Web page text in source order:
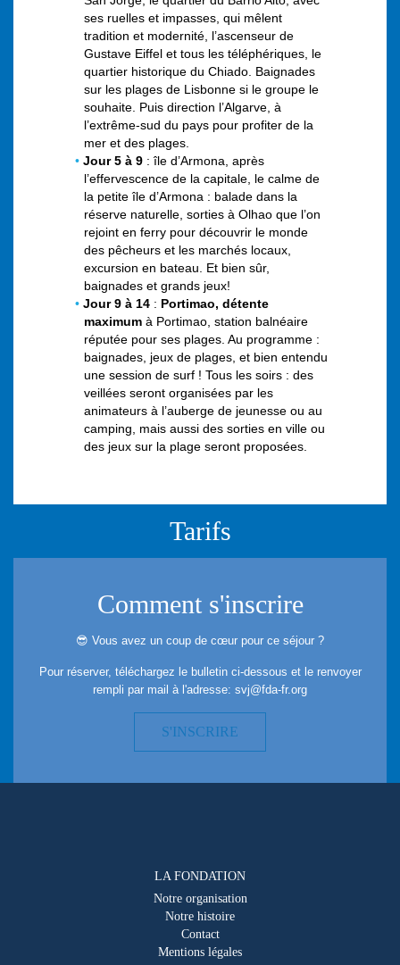
ses ruelles et impasses, qui mêlent
tradition et modernité, l’ascenseur de
Gustave Eiffel et tous les téléphériques, le
quartier historique du Chiado. Baignades
sur les plages de Lisbonne si le groupe le
souhaite. Puis direction l’Algarve, à
l’extrême-sud du pays pour profiter de la
mer et des plages.
Jour 5 à 9 : île d’Armona, après
l’effervescence de la capitale, le calme de
la petite île d’Armona : balade dans la
réserve naturelle, sorties à Olhao que l’on
rejoint en ferry pour découvrir le monde
des pêcheurs et les marchés locaux,
excursion en bateau. Et bien sûr,
baignades et grands jeux!
Jour 9 à 14 : Portimao, détente
maximum à Portimao, station balnéaire
réputée pour ses plages. Au programme :
baignades, jeux de plages, et bien entendu
une session de surf ! Tous les soirs : des
veillées seront organisées par les
animateurs à l’auberge de jeunesse ou au
camping, mais aussi des sorties en ville ou
des jeux sur la plage seront proposées.
Tarifs
Comment s'inscrire
😎 Vous avez un coup de cœur pour ce séjour ?
Pour réserver, téléchargez le bulletin ci-dessous et le renvoyer
rempli par mail à l'adresse: svj@fda-fr.org
S'INSCRIRE
LA FONDATION
Notre organisation
Notre histoire
Contact
Mentions légales